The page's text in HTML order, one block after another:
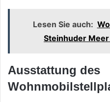
Lesen Sie auch:
Steinhuder
Ausstattung des